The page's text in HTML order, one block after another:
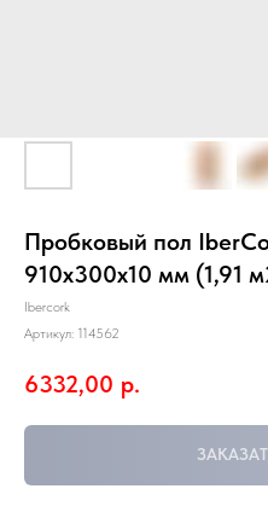
Пробковый пол
910х300х10 мм (1,91
Ibercork
Артикул: 114562
6332,00 р.